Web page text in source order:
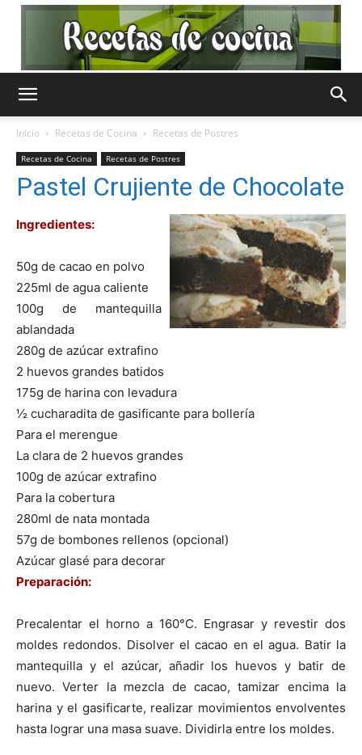
Cocina
Gratis
Cocina
|
Inicio Recetas de Cocina Recetas de Postres
Recetas de Cocina Recetas de Postres
Pastel Crujiente de Chocolate
Ingredientes:
50g de cacao en polvo
225ml de agua caliente
100g de mantequilla
ablandada
280g de azúcar extrafino
2 huevos grandes batidos
175g de harina con levadura
½ cucharadita de gasificante para bollería
Para el merengue
La clara de 2 huevos grandes
100g de azúcar extrafino
Para la cobertura
280ml de nata montada
57g de bombones rellenos (opcional)
Azúcar glasé para decorar
Preparación:
Precalentar el horno a 160°C. Engrasar y revestir dos
moldes redondos. Disolver el cacao en el agua. Batir la
mantequilla y el azúcar, añadir los huevos y batir de
nuevo. Verter la mezcla de cacao, tamizar encima la
harina y el gasificarte, realizar movimientos envolventes
hasta lograr una masa suave. Dividirla entre los moldes.